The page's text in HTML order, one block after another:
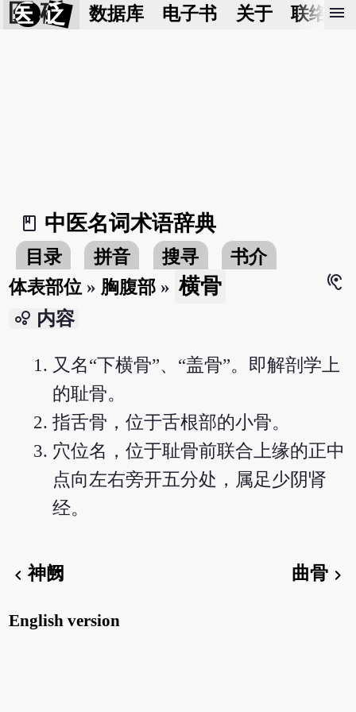
医 砭 数据库 电子书 关于 联络我
menu
book_2
中医名词术语辞典
目录 拼音 搜寻
书介
体表部位 » 胸腹部 » 横骨
hearing
bubble_chart 内容
又名“下横骨”、“盖骨”。即解剖学上
的耻骨。
指舌骨，位于舌根部的小骨。
穴位名，位于耻骨前联合上缘的正中
点向左右旁开五分处，属足少阴肾
经。
chevron_left神阙 曲骨chevron_right
English version